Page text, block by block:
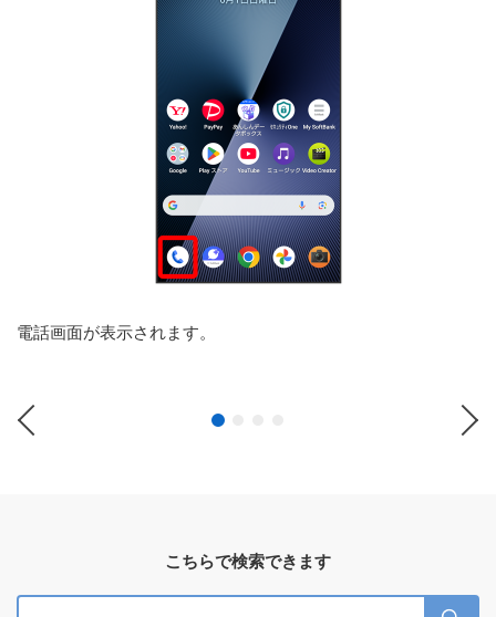
電話画面が表示されます。
こちらで検索できます